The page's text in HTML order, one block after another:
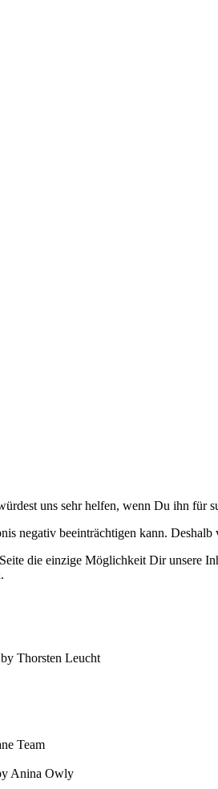
uns sehr helfen, wenn Du ihn für
negativ beeinträchtigen kann.
die einzige Möglichkeit Dir unsere
Thorsten Leucht
Team
Anina Owly